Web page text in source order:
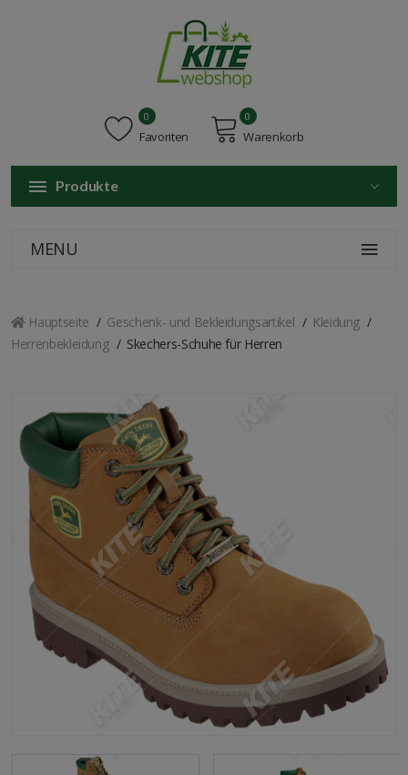
Favoriten
0
Warenkorb
0
Produkte
MENU
Hauptseite Geschenk- und Bekleidungsartikel
Kleidung
Herrenbekleidung
Skechers-Schuhe für Herren